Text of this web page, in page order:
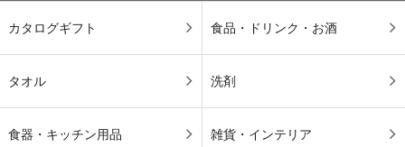
カタログギフト 食品・ドリンク・お酒
タオル 洗剤
食器・キッチン用品 雑貨・インテリア